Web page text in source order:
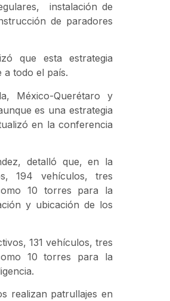
instalación de
de paradores
que esta estrategia
todo el país.
México-Querétaro y
es una estrategia
en la conferencia
detalló que, en la
194 vehículos, tres
10 torres para la
y ubicación de los
131 vehículos, tres
10 torres para la
realizan patrullajes en